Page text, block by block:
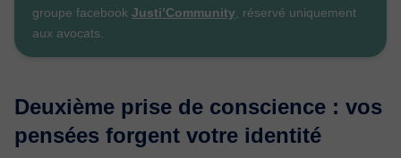
groupe facebook Justi’Community , réservé uniquement
aux avocats.
Deuxième prise de conscience : vos
pensées forgent votre identité